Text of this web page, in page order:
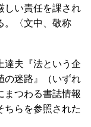
しい責任を課され
。〈文中、敬称
達夫『法という企
の迷路』（いずれ
まつわる書誌情報
ちらを参照された